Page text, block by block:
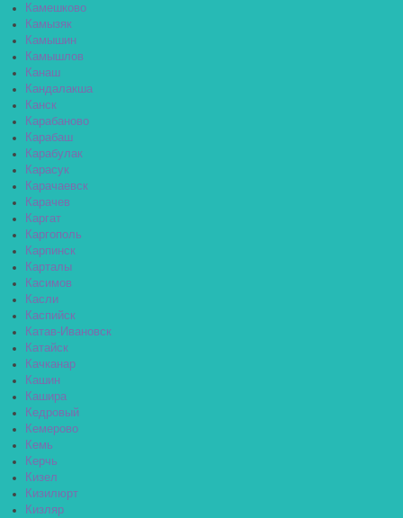
Камешково
Камызяк
Камышин
Камышлов
Канаш
Кандалакша
Канск
Карабаново
Карабаш
Карабулак
Карасук
Карачаевск
Карачев
Каргат
Каргополь
Карпинск
Карталы
Касимов
Касли
Каспийск
Катав-Ивановск
Катайск
Качканар
Кашин
Кашира
Кедровый
Кемерово
Кемь
Керчь
Кизел
Кизилюрт
Кизляр